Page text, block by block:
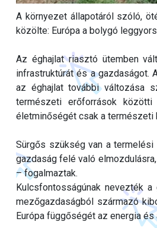
A környezet állapotáról szóló,
közölte: Európa a bolygó
Az éghajlat riasztó ütemben
infrastruktúrát és a gazdaságot.
az éghajlat további változása
természeti erőforrások közötti
életminőségét csak a természeti
Sürgős szükség van a
gazdaság felé való
– fogalmaztak.
Kulcsfontosságúnak nevezték
mezőgazdaságból származó
Európa függőségét az energia